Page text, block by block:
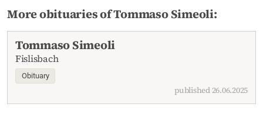
More obituaries of Tommaso Simeoli:
Tommaso Simeoli
Fislisbach
Obituary
published 26.06.2025